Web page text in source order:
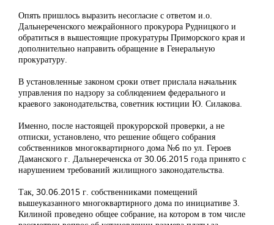
Опять пришлось выразить несогласие с ответом и.о.
Дальнереченского межрайонного прокурора Рудницкого и
обратиться в вышестоящие прокуратуры Приморского края и
дополнительно направить обращение в Генеральную
прокуратуру.
В установленные законом сроки ответ прислала начальник
управления по надзору за соблюдением федерального и
краевого законодательства, советник юстиции Ю. Силакова.
Именно, после настоящей прокурорской проверки, а не
отписки, установлено, что решение общего собрания
собственников многоквартирного дома №6 по ул. Героев
Даманского г. Дальнереченска от 30.06.2015 года принято с
нарушением требований жилищного законодательства.
Так, 30.06.2015 г. собственниками помещений
вышеуказанного многоквартирного дома по инициативе З.
Килиной проведено общее собрание, на котором в том числе